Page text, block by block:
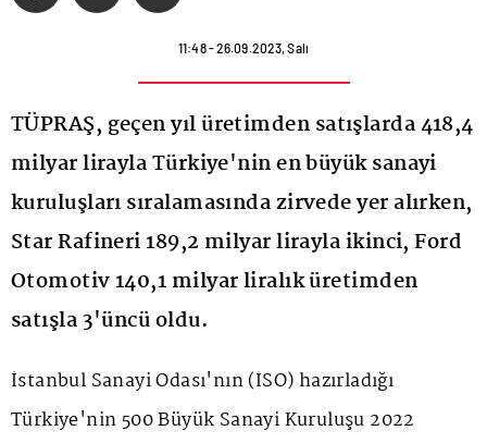
11:48 - 26.09.2023, Salı
TÜPRAŞ, geçen yıl üretimden satışlarda 418,4
milyar lirayla Türkiye'nin en büyük sanayi
kuruluşları sıralamasında zirvede yer alırken,
Star Rafineri 189,2 milyar lirayla ikinci, Ford
Otomotiv 140,1 milyar liralık üretimden
satışla 3'üncü oldu.
İstanbul Sanayi Odası'nın (İSO) hazırladığı
Türkiye'nin 500 Büyük Sanayi Kuruluşu 2022